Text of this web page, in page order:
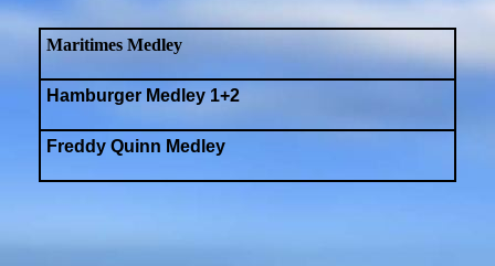
Maritimes Medley
Hamburger Medley 1+2
Freddy Quinn Medley